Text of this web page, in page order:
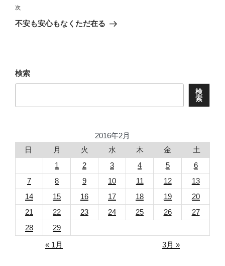
ビ
ゲ
ン
稿
次
の
次
不安も安心もなくただ在る
検索
検
索
2016年2月
日
月 火 水 木 金
土
1
2 3 4 5
6
7
8 9 10 11 12
13
14
15 16 17 18 19
20
21
22 23 24 25 26
27
28
29
« 1月
3月 »